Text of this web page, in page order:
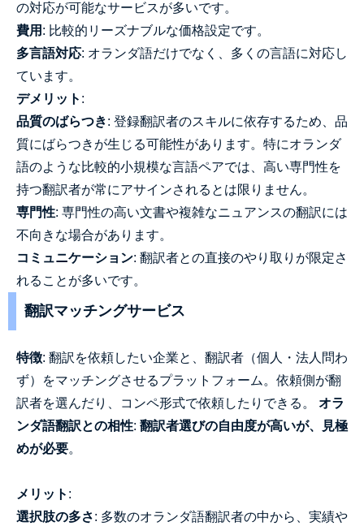
の対応が可能なサービスが多いです。
費用 : 比較的リーズナブルな価格設定です。
多言語対応: オランダ語だけでなく、多くの言語に対応し
ています。
デメリット :
品質のばらつき: 登録翻訳者のスキルに依存するため、品
質にばらつきが生じる可能性があります。特にオランダ
語のような比較的小規模な言語ペアでは、高い専門性を
持つ翻訳者が常にアサインされるとは限りません。
専門性: 専門性の高い文書や複雑なニュアンスの翻訳には
不向きな場合があります。
コミュニケーション: 翻訳者との直接のやり取りが限定さ
れることが多いです。
翻訳マッチングサービス
特徴: 翻訳を依頼したい企業と、翻訳者（個人・法人問わ
ず）をマッチングさせるプラットフォーム。依頼側が翻
訳者を選んだり、コンペ形式で依頼したりできる。 オラ
ンダ語翻訳との相性: 翻訳者選びの自由度が高いが、見極
めが必要。
メリット :
選択肢の多さ: 多数のオランダ語翻訳者の中から、実績や